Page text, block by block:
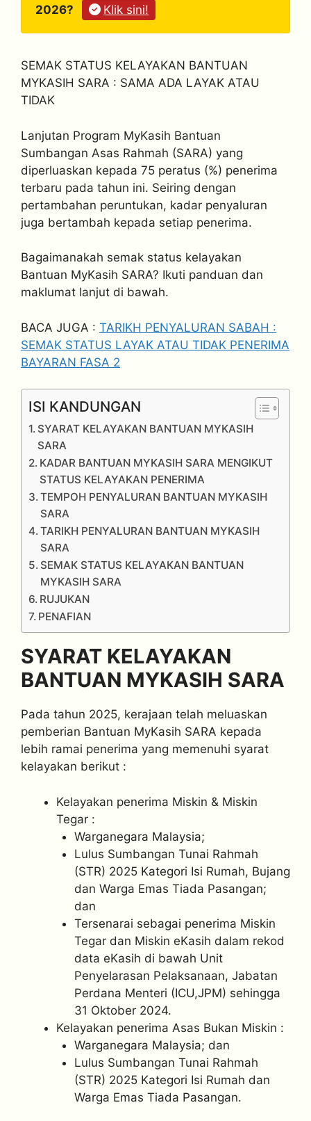
2026?
Klik sini!
SEMAK STATUS KELAYAKAN BANTUAN
MYKASIH SARA : SAMA ADA LAYAK ATAU
TIDAK
Lanjutan Program MyKasih Bantuan
Sumbangan Asas Rahmah (SARA) yang
diperluaskan kepada 75 peratus (%) penerima
terbaru pada tahun ini. Seiring dengan
pertambahan peruntukan, kadar penyaluran
juga bertambah kepada setiap penerima.
Bagaimanakah semak status kelayakan
Bantuan MyKasih SARA? Ikuti panduan dan
maklumat lanjut di bawah.
BACA JUGA : TARIKH PENYALURAN SABAH :
SEMAK STATUS LAYAK ATAU TIDAK PENERIMA
BAYARAN FASA 2
ISI KANDUNGAN
SYARAT KELAYAKAN BANTUAN MYKASIH
SARA
KADAR BANTUAN MYKASIH SARA MENGIKUT
STATUS KELAYAKAN PENERIMA
TEMPOH PENYALURAN BANTUAN MYKASIH
SARA
TARIKH PENYALURAN BANTUAN MYKASIH
SARA
SEMAK STATUS KELAYAKAN BANTUAN
MYKASIH SARA
RUJUKAN
PENAFIAN
SYARAT KELAYAKAN
BANTUAN MYKASIH SARA
Pada tahun 2025, kerajaan telah meluaskan
pemberian Bantuan MyKasih SARA kepada
lebih ramai penerima yang memenuhi syarat
kelayakan berikut :
Kelayakan penerima Miskin & Miskin
Tegar :
Warganegara Malaysia;
Lulus Sumbangan Tunai Rahmah
(STR) 2025 Kategori Isi Rumah, Bujang
dan Warga Emas Tiada Pasangan;
dan
Tersenarai sebagai penerima Miskin
Tegar dan Miskin eKasih dalam rekod
data eKasih di bawah Unit
Penyelarasan Pelaksanaan, Jabatan
Perdana Menteri (ICU,JPM) sehingga
31 Oktober 2024.
Kelayakan penerima Asas Bukan Miskin :
Warganegara Malaysia; dan
Lulus Sumbangan Tunai Rahmah
(STR) 2025 Kategori Isi Rumah dan
Warga Emas Tiada Pasangan.